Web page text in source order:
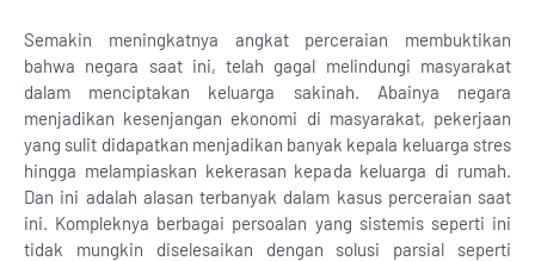
Semakin meningkatnya angkat perceraian membuktikan
bahwa negara saat ini, telah gagal melindungi masyarakat
dalam menciptakan keluarga sakinah. Abainya negara
menjadikan kesenjangan ekonomi di masyarakat, pekerjaan
yang sulit didapatkan menjadikan banyak kepala keluarga stres
hingga melampiaskan kekerasan kepada keluarga di rumah.
Dan ini adalah alasan terbanyak dalam kasus perceraian saat
ini. Kompleknya berbagai persoalan yang sistemis seperti ini
tidak mungkin diselesaikan dengan solusi parsial seperti